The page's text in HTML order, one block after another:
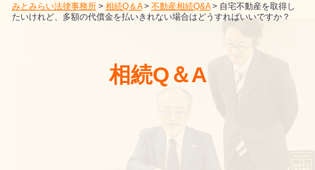
みとみらい法律事務所> 相続Q＆A> 不動産相続Q&A> 自宅不動産を取得し
たいけれど、多額の代償金を払いきれない場合はどうすればいいですか？
相続Q＆A